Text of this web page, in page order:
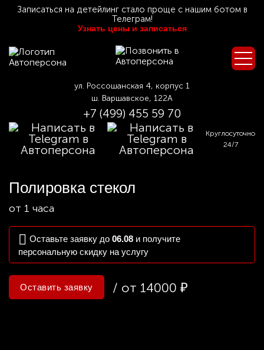
Записаться на детейлинг стало проще с нашим ботом в
Телеграм!
Узнать цены и записаться
ул. Россошанская 4, корпус 1
ш. Варшавское, 122А
+7 (499) 455 59 70
Круглосуточно
24/7
Полировка стекол
от 1 часа
Оставьте заявку до 06.08 и получите
персональную скидку на услугу
Оставить заявку / от 14000 ₽